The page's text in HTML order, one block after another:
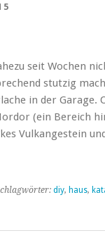
seit Wochen
stutzig
in der Garage.
(ein Bereich
Vulkangestein
diy, haus,